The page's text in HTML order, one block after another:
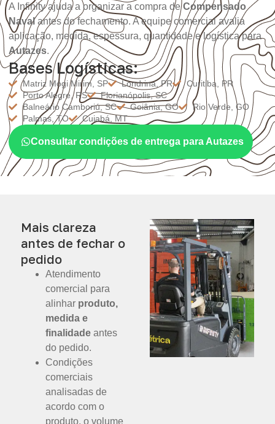
A Infinity ajuda a organizar a compra deCompensado
Navalantes do fechamento. A equipe comercial avalia
aplicação, medida, espessura, quantidade e logística para
Autazes.
Bases Logísticas:
Matriz Mogi Mirim, SP Londrina, PR
Curitiba, PR
Porto Alegre, RS
Florianópolis, SC
Balneário Camboriú, SC
Goiânia, GO
Rio Verde, GO
Palmas, TO
Cuiabá, MT
Consultar condições de entrega para Autazes
Mais clareza
antes de fechar o
pedido
Atendimento
comercial para
alinhar produto,
medida e
finalidade antes
do pedido.
Condições
comerciais
analisadas de
acordo com o
produto, o volume